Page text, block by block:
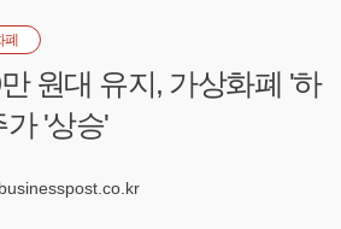
원대 유지, 가상화폐 '하
'상승'